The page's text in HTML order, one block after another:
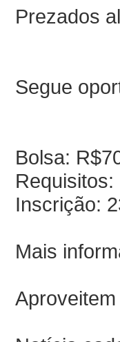
Prezados
Segue
Bolsa:
Requisitos:
Inscrição:
Mais